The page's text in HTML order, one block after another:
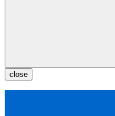
close